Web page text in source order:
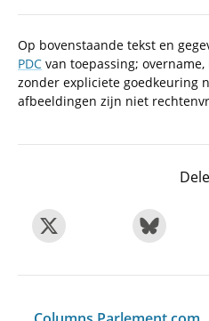
Op bovenstaande tekst en
PDC van toepassing;
zonder expliciete goedkeuring
afbeeldingen zijn niet